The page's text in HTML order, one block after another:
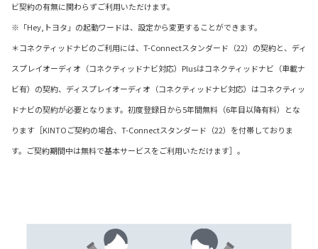
ビ契約の有無に関わらずご利用いただけます。
※「Hey,トヨタ」の起動ワードは、設定から変更することができます。
＊コネクティッドナビのご利用には、T-Connectスタンダード（22）の契約と、ディ
スプレイオーディオ（コネクティッドナビ対応）Plusはコネクティッドナビ（車載ナ
ビ有）の契約、ディスプレイオーディオ（コネクティッドナビ対応）はコネクティッ
ドナビの契約が必要となります。初度登録日から5年間無料（6年目以降有料）とな
ります［KINTOご契約の場合、T-Connectスタンダード（22）を付帯しておりま
す。ご契約期間中は無料で基本サービスをご利用いただけます］。